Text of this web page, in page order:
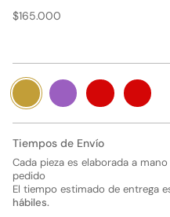
Precio
$165.000
Dorado
Variante
agotada
no
disponible
Morado
Variante
agotada
no
disponible
Rojo
Variante
agotada
no
disponible
Rojo
con
Variante
agotada
no
Tiempos de Envío
Cada pieza es elaborada a
pedido
El tiempo estimado de entrega
hábiles.